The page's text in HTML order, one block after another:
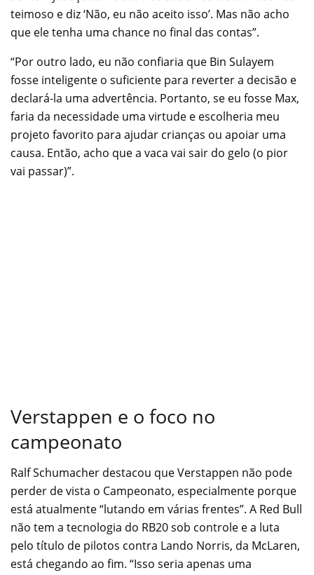
teimoso e diz ‘Não, eu não aceito isso’. Mas não acho
que ele tenha uma chance no final das contas”.
“Por outro lado, eu não confiaria que Bin Sulayem
fosse inteligente o suficiente para reverter a decisão e
declará-la uma advertência. Portanto, se eu fosse Max,
faria da necessidade uma virtude e escolheria meu
projeto favorito para ajudar crianças ou apoiar uma
causa. Então, acho que a vaca vai sair do gelo (o pior
vai passar)”.
Verstappen e o foco no
campeonato
Ralf Schumacher destacou que Verstappen não pode
perder de vista o Campeonato, especialmente porque
está atualmente “lutando em várias frentes”. A Red Bull
não tem a tecnologia do RB20 sob controle e a luta
pelo título de pilotos contra Lando Norris, da McLaren,
está chegando ao fim. “Isso seria apenas uma